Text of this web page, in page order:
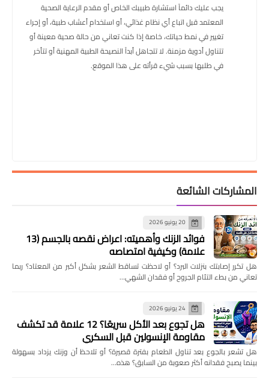
يجب عليك دائماً استشارة طبيبك الخاص أو مقدم الرعاية الصحية
المعتمد قبل اتباع أي نظام غذائي، أو استخدام أعشاب طبية، أو إجراء
تغيير في نمط حياتك، خاصة إذا كنت تعاني من حالة صحية معينة أو
تتناول أدوية مزمنة. لا تتجاهل أبداً النصيحة الطبية المهنية أو تتأخر
في طلبها بسبب شيء قرأته على هذا الموقع.
المشاركات الشائعة
20 يونيو 2026
فوائد الزنك وأهميته: اعراض نقصه بالجسم (13
علامة) وكيفية امتصاصه
هل تكرر إصابتك بنزلات البرد؟ أو لاحظت تساقط الشعر بشكل أكبر من المعتاد؟ ربما
تعاني من بطء التئام الجروح أو فقدان الشهي…
24 يونيو 2026
هل تجوع بعد الأكل سريعًا؟ 12 علامة قد تكشف
مقاومة الإنسولين قبل السكري
هل تشعر بالجوع بعد تناول الطعام بفترة قصيرة؟ أو تلاحظ أن وزنك يزداد بسهولة
بينما يصبح فقدانه أكثر صعوبة من السابق؟ هذه…